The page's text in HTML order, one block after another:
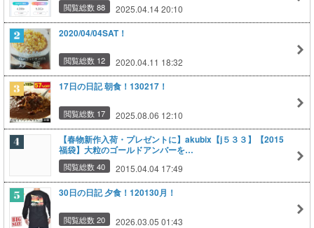
閲覧総数 88 2025.04.14 20:10
2020/04/04SAT！
閲覧総数 12 2020.04.11 18:32
17日の日記 朝食！130217！
閲覧総数 17 2025.08.06 12:10
【春物新作入荷・プレゼントに】akubix【j５３３】【2015
福袋】大粒のゴールドアンバーを…
閲覧総数 40 2015.04.04 17:49
30日の日記 夕食！120130月！
閲覧総数 20 2026.03.05 01:43